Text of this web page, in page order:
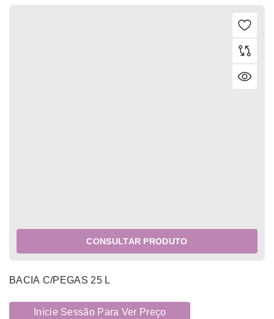
CONSULTAR PRODUTO
BACIA C/PEGAS 25 L
Inicie Sessão Para Ver Preço